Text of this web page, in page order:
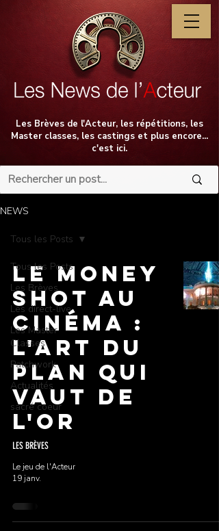
Les Brèves de l'Acteur, les répétitions, les
Master classes, les castings et plus encore...
c'est ici.
NEWS
Tous les Posts
Les Brèves
Les direct-live
Les Master
Classes
Patchwork
Actualités
sacré coeur
Tous les Posts
Le Money
Shot au
Cinéma :
L'Art du
Plan qui
Vaut de
l'Or
LES BRÈVES
Le jeu de l'Acteur
19 janv.